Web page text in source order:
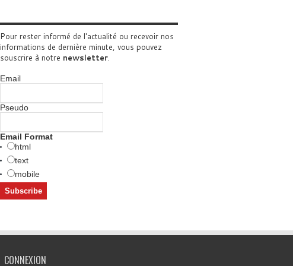
Pour rester informé de l'actualité ou recevoir nos
informations de dernière minute, vous pouvez
souscrire à notre newsletter.
Email
Pseudo
Email Format
html
text
mobile
CONNEXION